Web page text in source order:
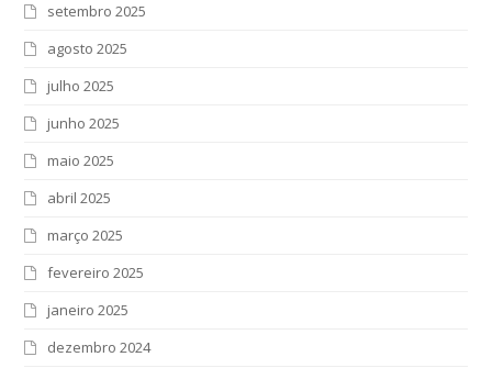
setembro 2025
agosto 2025
julho 2025
junho 2025
maio 2025
abril 2025
março 2025
fevereiro 2025
janeiro 2025
dezembro 2024